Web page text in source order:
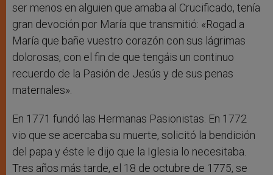
ser menos en alguien que amaba al Crucificado, tenía
gran devoción por María que transmitió: «Rogad a
María que bañe vuestro corazón con sus lágrimas
dolorosas, con el fin de que tengáis un continuo
recuerdo de la Pasión de Jesús y de sus penas
maternales».
En 1771 fundó las Hermanas Pasionistas. En 1772
vio que se acercaba su muerte, solicitó la bendición
del papa y éste le dijo que la Iglesia lo necesitaba.
Tres años más tarde, el 18 de octubre de 1775, se